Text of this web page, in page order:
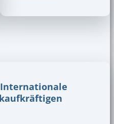
Internationale